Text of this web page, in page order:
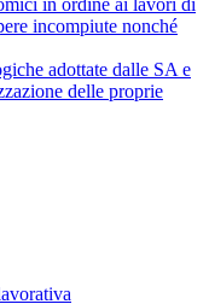
incompiute nonché
adottate dalle SA e
delle proprie